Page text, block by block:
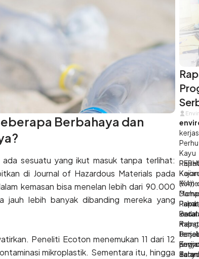
Berbahaya dan
sesuatu yang ikut masuk tanpa terlihat:
di Journal of Hazardous Materials pada
kemasan bisa menelan lebih dari 90.000
jauh lebih banyak dibanding mereka yang
Peneliti Ecoton menemukan 11 dari 12
mikroplastik. Sementara itu, hingga
(KA))
Tata
Kab.